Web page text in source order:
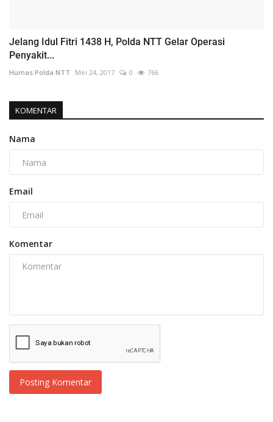
Jelang Idul Fitri 1438 H, Polda NTT Gelar Operasi
Penyakit...
Humas Polda NTT Mei 24, 2017 0 766
KOMENTAR
Nama
Email
Komentar
Posting Komentar